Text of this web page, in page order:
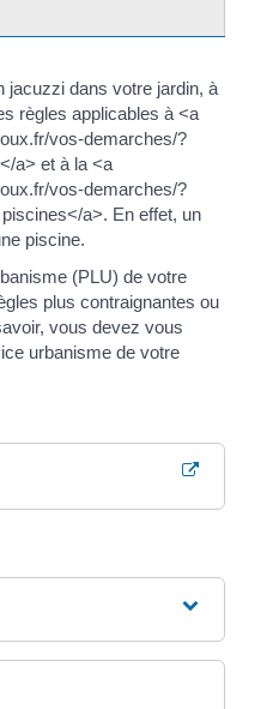
jacuzzi dans votre jardin, à
règles applicables à <a
vos-demarches/?
a> et à la <a
vos-demarches/?
a>. En effet, un
piscine.
(PLU) de votre
plus contraignantes ou
vous devez vous
urbanisme de votre